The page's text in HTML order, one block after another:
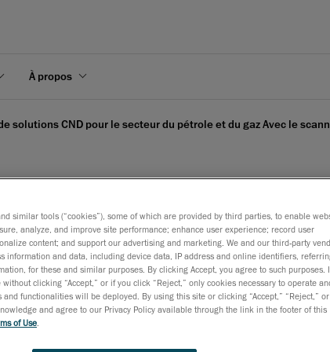
À propos
solutions CND pour le secteur du pétrole et du gaz Avec le
de solutions CND
Go!SCAN 3D à
similar tools (“cookies”), some of which are provided by third parties, to enable
analyze, and improve site performance; enhance user experience; record user
content; and support our advertising and marketing. We and our third-party
information and data, including device data, IP address and online identifiers,
for these and similar purposes. By clicking Accept, you agree to such purposes.
clicking “Accept,” or if you click “Reject,” only cookies necessary to operate
functionalities will be deployed. By using this site or clicking “Accept,” “Reject,” or
and agree to our Privacy Policy available through the link in the footer of this
of Use